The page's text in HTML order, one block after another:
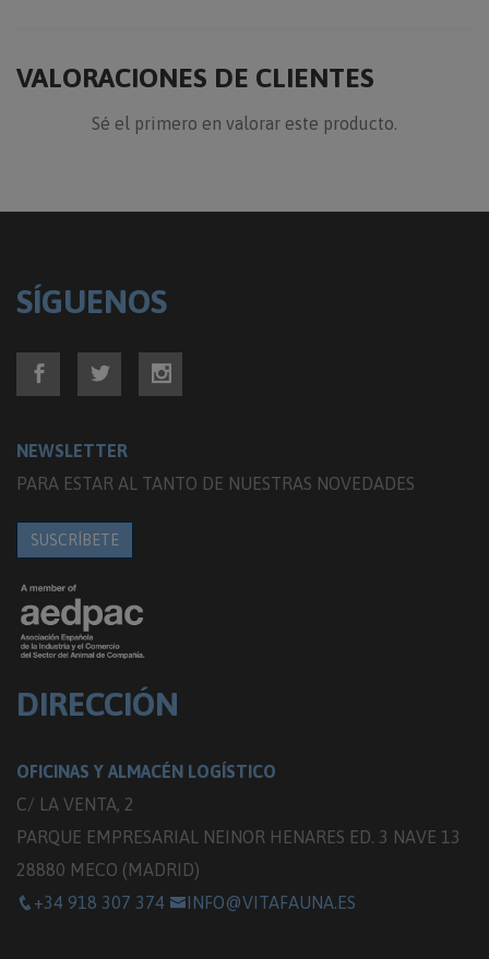
VALORACIONES DE CLIENTES
Sé el primero en valorar este producto.
SÍGUENOS
NEWSLETTER
PARA ESTAR AL TANTO DE NUESTRAS NOVEDADES
SUSCRÍBETE
DIRECCIÓN
OFICINAS Y ALMACÉN LOGÍSTICO
C/ LA VENTA, 2
PARQUE EMPRESARIAL NEINOR HENARES ED. 3 NAVE 13
28880 MECO (MADRID)
+34 918 307 374
INFO@VITAFAUNA.ES